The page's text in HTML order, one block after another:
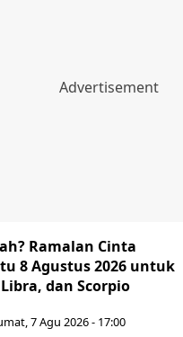
Ramalan Cinta
8 Agustus 2026 untuk
dan Scorpio
7 Agu 2026 - 17:00